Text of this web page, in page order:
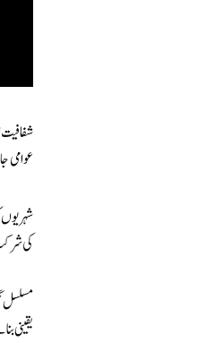
شفافیت
عوامی
شہریوں
کی
مسلسل
یقینی